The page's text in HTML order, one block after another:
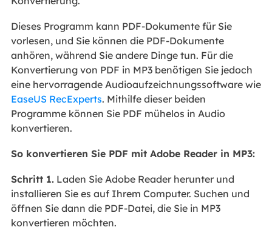
Dieses Programm kann PDF-Dokumente für Sie
vorlesen, und Sie können die PDF-Dokumente
anhören, während Sie andere Dinge tun. Für die
Konvertierung von PDF in MP3 benötigen Sie jedoch
eine hervorragende Audioaufzeichnungssoftware wie
EaseUS RecExperts. Mithilfe dieser beiden
Programme können Sie PDF mühelos in Audio
konvertieren.
So konvertieren Sie PDF mit Adobe Reader in MP3:
Schritt 1.Laden Sie Adobe Reader herunter und
installieren Sie es auf Ihrem Computer. Suchen und
öffnen Sie dann die PDF-Datei, die Sie in MP3
konvertieren möchten.